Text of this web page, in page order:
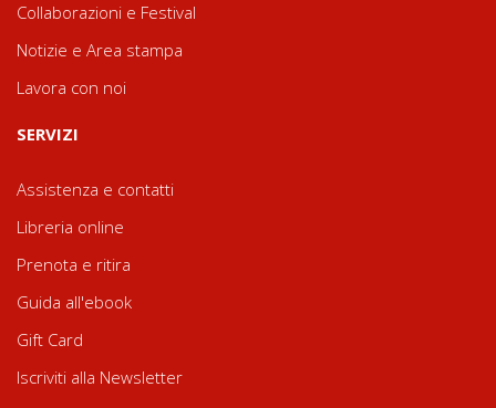
Collaborazioni e Festival
Notizie e Area stampa
Lavora con noi
SERVIZI
Assistenza e contatti
Libreria online
Prenota e ritira
Guida all'ebook
Gift Card
Iscriviti alla Newsletter